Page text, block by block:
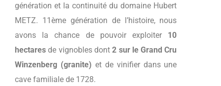
génération et la continuité du domaine Hubert
METZ. 11ème génération de l’histoire, nous
avons la chance de pouvoir exploiter 10
hectares de vignobles dont2 sur le Grand Cru
Winzenberg (granite) et de vinifier dans une
cave familiale de 1728.